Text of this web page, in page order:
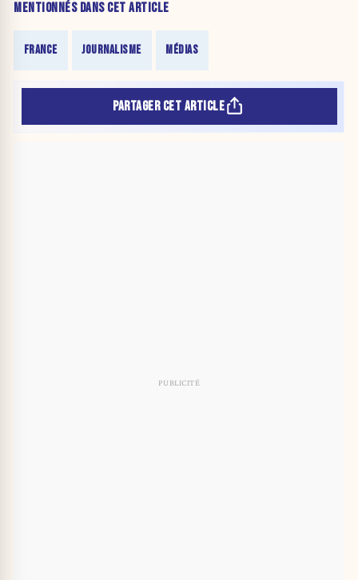
MENTIONNÉS DANS CET ARTICLE
FRANCE JOURNALISME MÉDIAS
PARTAGER CET ARTICLE